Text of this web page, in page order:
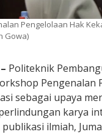
Pengelolaan Hak
Gowa)
Politeknik
Pengenalan
sebagai upaya
karya
ilmiah,